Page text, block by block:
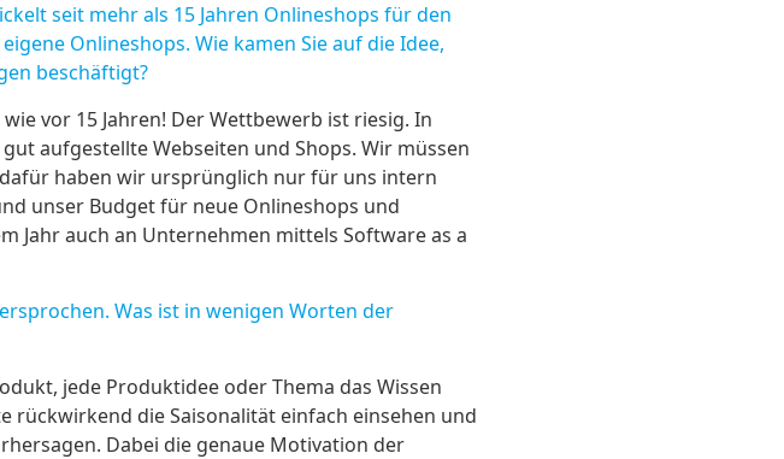
seit mehr als 15 Jahren Onlineshops für den
Onlineshops. Wie kamen Sie auf die Idee,
beschäftigt?
vor 15 Jahren! Der Wettbewerb ist riesig. In
aufgestellte Webseiten und Shops. Wir müssen
haben wir ursprünglich nur für uns intern
unser Budget für neue Onlineshops und
Jahr auch an Unternehmen mittels Software as a
Was ist in wenigen Worten der
jede Produktidee oder Thema das Wissen
rückwirkend die Saisonalität einfach einsehen und
Dabei die genaue Motivation der